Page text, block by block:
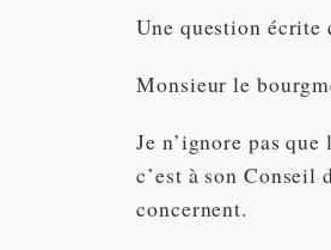
Une question écrite
Monsieur le
Je n’ignore pas
c’est à son
concernent.